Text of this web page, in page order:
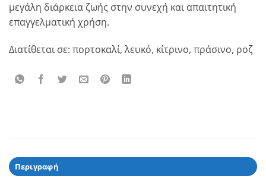
μεγάλη διάρκεια ζωής στην συνεχή και απαιτητική
επαγγελματική χρήση.
Διατίθεται σε: πορτοκαλί, λευκό, κίτρινο, πράσινο, ροζ
Περιγραφή